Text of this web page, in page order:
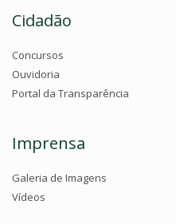
Cidadão
Concursos
Ouvidoria
Portal da Transparência
Imprensa
Galeria de Imagens
Vídeos